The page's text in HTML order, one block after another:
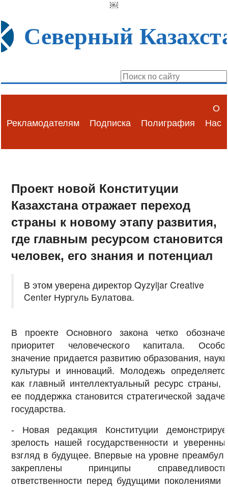
￼
Северный
Рекламодателям Подписка Полиграфия
О
Нас
Проект новой Конституции
Казахстана отражает переход
страны к новому этапу развития,
где главным ресурсом становится
человек, его знания и потенциал
В этом уверена директор Qyzyljar Creative
Center Нургуль Булатова.
В проекте Основного закона четко
приоритет человеческого капитала.
значение придается развитию образования,
культуры и инноваций. Молодежь
как главный интеллектуальный ресурс страны,
ее поддержка становится стратегической
государства.
- Новая редакция Конституции
зрелость нашей государственности и
взгляд в будущее. Впервые на уровне
закреплены принципы
ответственности перед будущими поколениями